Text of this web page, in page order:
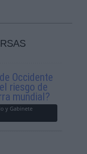
Occidente
riesgo de
mundial?
y Gabinete